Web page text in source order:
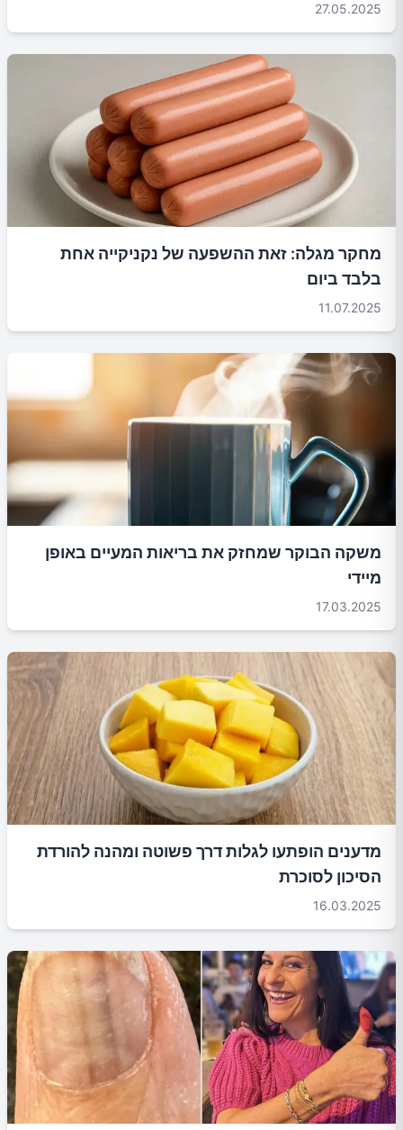
27.05.2025
מחקר מגלה: זאת ההשפעה של נקניקייה אחת
בלבד ביום
11.07.2025
משקה הבוקר שמחזק את בריאות המעיים באופן
מיידי
17.03.2025
מדענים הופתעו לגלות דרך פשוטה ומהנה להורדת
הסיכון לסוכרת
16.03.2025